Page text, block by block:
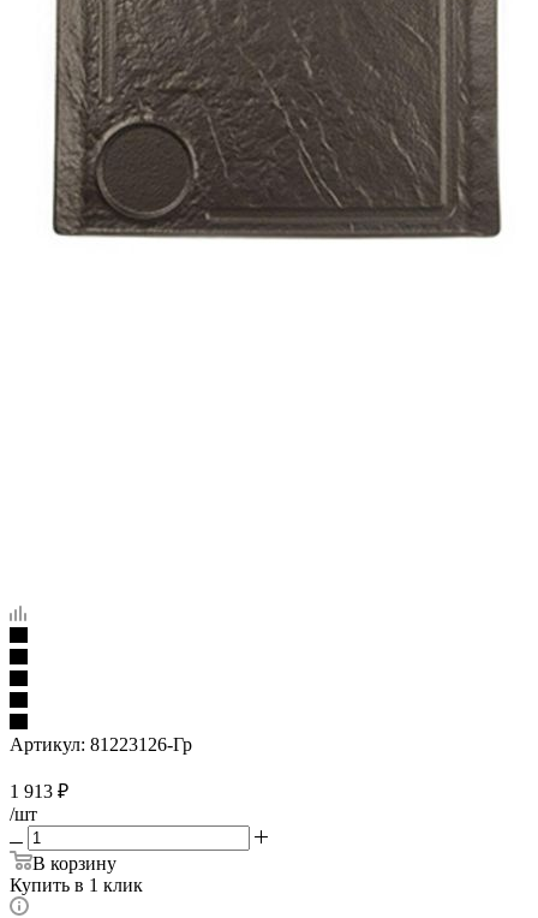
Артикул: 81223126-Гр
1 913 ₽
/шт
В корзину
Купить в 1 клик